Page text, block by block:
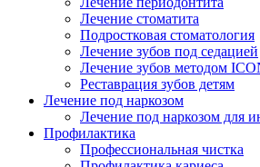
Лечение стоматита
Подростковая стоматология
Лечение зубов под седацией
Лечение зубов методом
Реставрация зубов детям
Лечение под наркозом
Лечение под наркозом для
Профилактика
Профессиональная чистка